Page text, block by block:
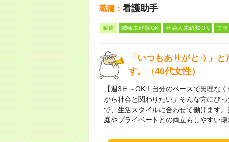
職種： 看護助手
派遣 職種未経験OK 社会人未経験OK ブ
「いつもありがとう」
す。（40代女性）
【週3日～OK！自分のペースで無理な
がら社会と関わりたい」そんな方にぴ
で、生活スタイルに合わせて働けます
庭やプライベートとの両立もしやすい環